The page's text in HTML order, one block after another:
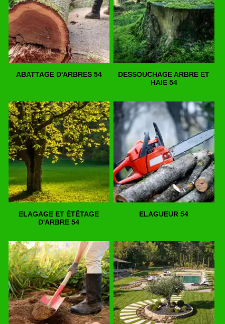
ABATTAGE D'ARBRES 54
DESSOUCHAGE ARBRE ET
HAIE 54
ELAGAGE ET ÉTÊTAGE
D'ARBRE 54
ELAGUEUR 54